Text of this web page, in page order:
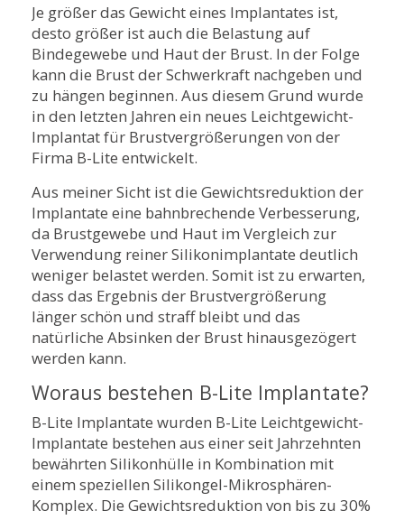
Je größer das Gewicht eines Implantates ist,
desto größer ist auch die Belastung auf
Bindegewebe und Haut der Brust. In der Folge
kann die Brust der Schwerkraft nachgeben und
zu hängen beginnen. Aus diesem Grund wurde
in den letzten Jahren ein neues Leichtgewicht-
Implantat für Brustvergrößerungen von der
Firma B-Lite entwickelt.
Aus meiner Sicht ist die Gewichtsreduktion der
Implantate eine bahnbrechende Verbesserung,
da Brustgewebe und Haut im Vergleich zur
Verwendung reiner Silikonimplantate deutlich
weniger belastet werden. Somit ist zu erwarten,
dass das Ergebnis der Brustvergrößerung
länger schön und straff bleibt und das
natürliche Absinken der Brust hinausgezögert
werden kann.
Woraus bestehen B-Lite Implantate?
B-Lite Implantate wurden B-Lite Leichtgewicht-
Implantate bestehen aus einer seit Jahrzehnten
bewährten Silikonhülle in Kombination mit
einem speziellen Silikongel-Mikrosphären-
Komplex. Die Gewichtsreduktion von bis zu 30%